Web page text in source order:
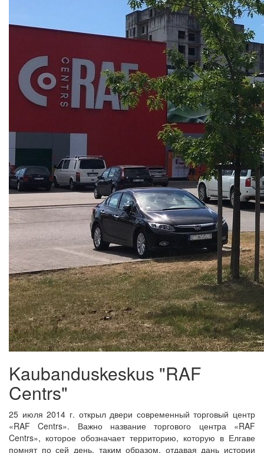
Kaubanduskeskus "RAF
Centrs"
25 июля 2014 г. открыл двери современный торговый центр
«RAF Centrs». Важно название торгового центра «RAF
Centrs», которое обозначает территорию, которую в Елгаве
помнят по сей день, таким образом, отдавая дань истории